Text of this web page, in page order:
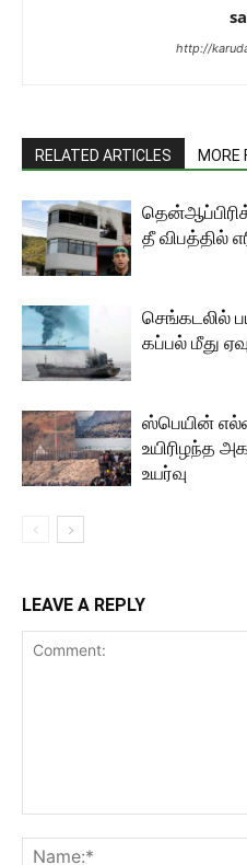
http://
RELATED ARTICLES MORE
தீ விபத்தில்
செங்கடலில்
கப்பல் மீது
ஸ்பெயின்
உயிரிழந்த
உயர்வு
LEAVE A REPLY